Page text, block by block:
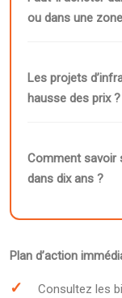
ou dans une
Les projets
hausse des prix ?
Comment savoir
dans dix ans ?
Plan d’action
Consultez les